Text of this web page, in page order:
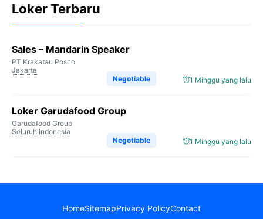
Loker Terbaru
Sales – Mandarin Speaker
PT Krakatau Posco
Jakarta
1 Minggu yang lalu
Negotiable
Loker Garudafood Group
Garudafood Group
Seluruh Indonesia
1 Minggu yang lalu
Negotiable
HomeSitemapPrivacy PolicyContact